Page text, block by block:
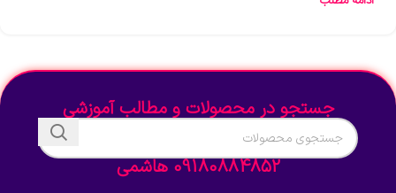
جستجو در محصولات و مطالب آموزشی
09180884852 هاشمی